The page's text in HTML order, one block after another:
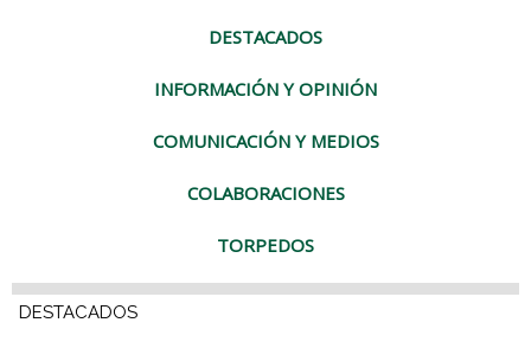
DESTACADOS
INFORMACIÓN Y OPINIÓN
COMUNICACIÓN Y MEDIOS
COLABORACIONES
TORPEDOS
DESTACADOS